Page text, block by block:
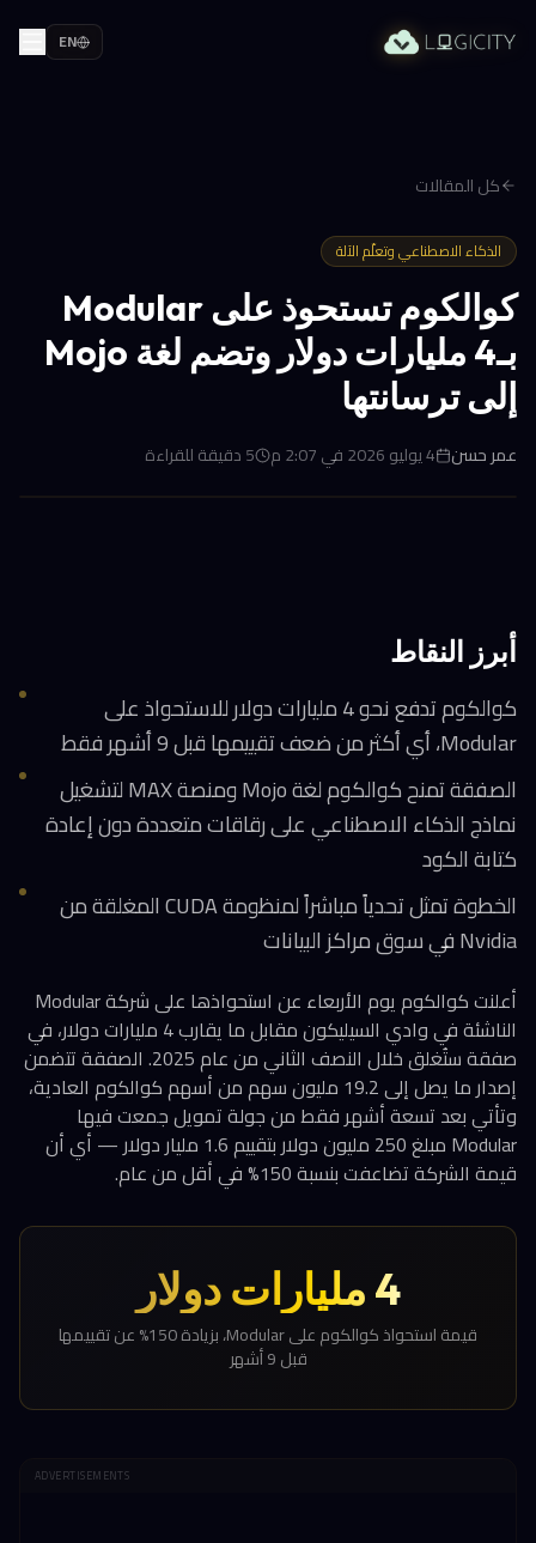
EN
كل المقالات
الذكاء الاصطناعي وتعلّم الآلة
كوالكوم تستحوذ على Modular
بـ4 مليارات دولار وتضم لغة Mojo
إلى ترسانتها
عمر حسن 4 يوليو 2026 في 2:07 م 5دقيقة للقراءة
أبرز النقاط
كوالكوم تدفع نحو 4 مليارات دولار للاستحواذ على
Modular، أي أكثر من ضعف تقييمها قبل 9 أشهر فقط
الصفقة تمنح كوالكوم لغة Mojo ومنصة MAX لتشغيل
نماذج الذكاء الاصطناعي على رقاقات متعددة دون إعادة
كتابة الكود
الخطوة تمثل تحدياً مباشراً لمنظومة CUDA المغلقة من
Nvidia في سوق مراكز البيانات
أعلنت كوالكوم يوم الأربعاء عن استحواذها على شركة Modular
الناشئة في وادي السيليكون مقابل ما يقارب 4 مليارات دولار، في
صفقة ستُغلق خلال النصف الثاني من عام 2025. الصفقة تتضمن
إصدار ما يصل إلى 19.2 مليون سهم من أسهم كوالكوم العادية،
وتأتي بعد تسعة أشهر فقط من جولة تمويل جمعت فيها
Modular مبلغ 250 مليون دولار بتقييم 1.6 مليار دولار — أي أن
قيمة الشركة تضاعفت بنسبة 150% في أقل من عام.
4 مليارات دولار
قيمة استحواذ كوالكوم على Modular، بزيادة 150% عن تقييمها
قبل 9 أشهر
ADVERTISEMENTS